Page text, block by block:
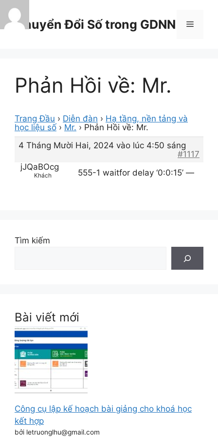
Chuyển
đến
nội
Chuyển Đổi Số trong GDNN Menu
Phản Hồi về: Mr.
Trang Đầu › Diễn đàn › Hạ tầng, nền tảng và
học liệu số › Mr. › Phản Hồi về: Mr.
4 Tháng Mười Hai, 2024 vào lúc 4:50 sáng
#1117
jJQaBOcg
Khách 555-1 waitfor delay ‘0:0:15’ —
Tìm kiếm
Bài viết mới
Công cụ lập kế hoạch bài giảng cho khoá học
kết hợp
bởi letruonglhu@gmail.com